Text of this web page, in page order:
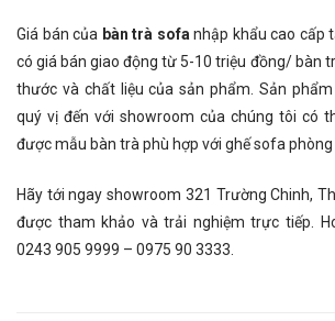
Giá bán của bàn trà sofa nhập khẩu cao cấp
có giá bán giao động từ 5-10 triệu đồng/ bàn
thước và chất liệu của sản phẩm. Sản
quý vị đến với showroom của chúng tôi có
được mẫu bàn trà phù hợp với ghế sofa phòng
Hãy tới ngay showroom 321 Trường Chinh,
được tham khảo và trải nghiệm trực tiếp.
0243 905 9999 – 0975 90 3333.